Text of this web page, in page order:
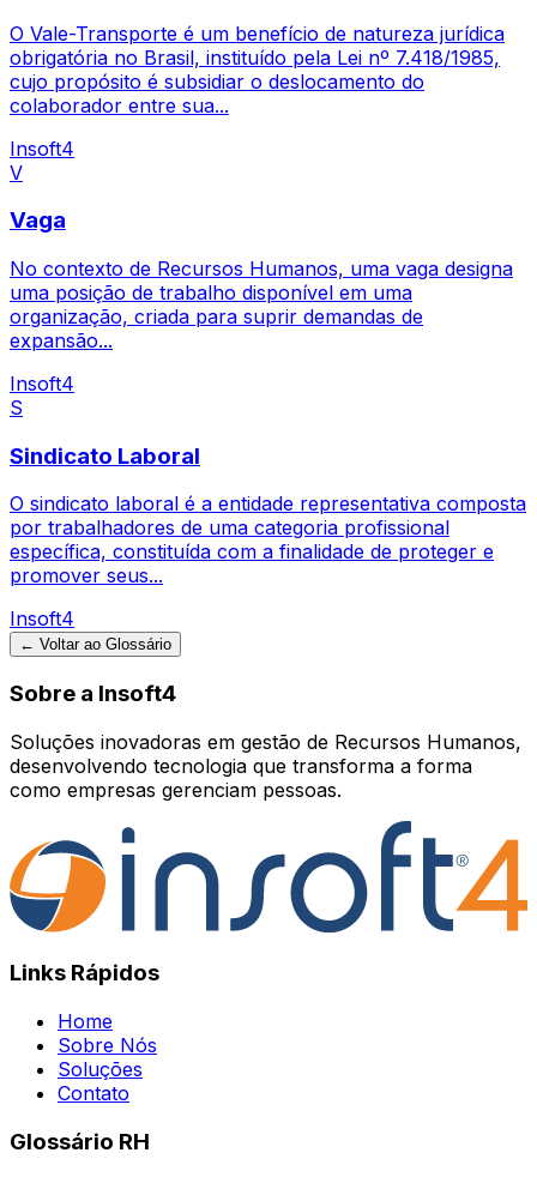
O Vale-Transporte é um benefício de natureza jurídica
obrigatória no Brasil, instituído pela Lei nº 7.418/1985,
cujo propósito é subsidiar o deslocamento do
colaborador entre sua...
Insoft4
V
Vaga
No contexto de Recursos Humanos, uma vaga designa
uma posição de trabalho disponível em uma
organização, criada para suprir demandas de
expansão...
Insoft4
S
Sindicato Laboral
O sindicato laboral é a entidade representativa composta
por trabalhadores de uma categoria profissional
específica, constituída com a finalidade de proteger e
promover seus...
Insoft4
← Voltar ao Glossário
Sobre a Insoft4
Soluções inovadoras em gestão de Recursos Humanos,
desenvolvendo tecnologia que transforma a forma
como empresas gerenciam pessoas.
Links Rápidos
Home
Sobre Nós
Soluções
Contato
Glossário RH